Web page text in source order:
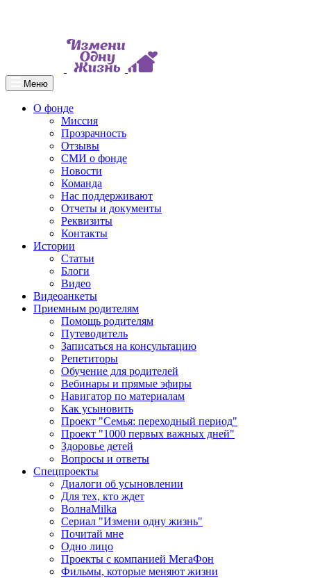
Меню
О фонде
Миссия
Прозрачность
Отзывы
СМИ о фонде
Новости
Команда
Нас поддерживают
Отчеты и документы
Реквизиты
Контакты
Истории
Статьи
Блоги
Видео
Видеоанкеты
Приемным родителям
Помощь родителям
Путеводитель
Записаться на консультацию
Репетиторы
Обучение для родителей
Вебинары и прямые эфиры
Навигатор по материалам
Как усыновить
Проект "Семья: переходный период"
Проект "1000 первых важных дней"
Здоровье детей
Вопросы и ответы
Спецпроекты
Диалоги об усыновлении
Для тех, кто ждет
ВолнаMilka
Сериал "Измени одну жизнь"
Почитай мне
Одно лицо
Проекты с компанией МегаФон
Фильмы, которые меняют жизни